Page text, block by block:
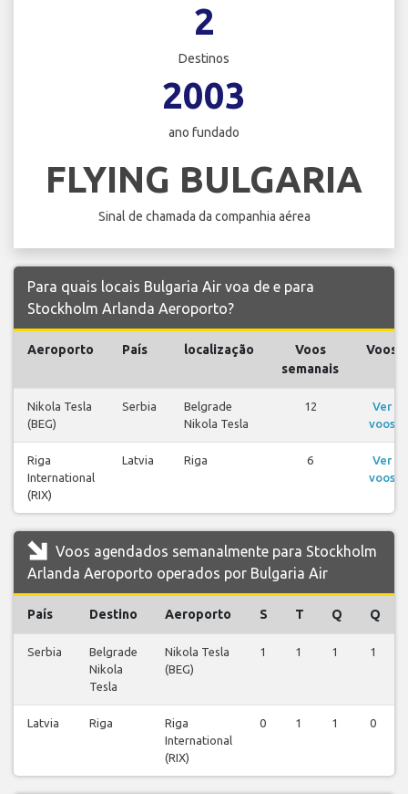
2
Destinos
2003
ano fundado
FLYING BULGARIA
Sinal de chamada da companhia aérea
Para quais locais Bulgaria Air voa de e para
Stockholm Arlanda Aeroporto?
Aeroporto País localização
Voos
semanais
Voos
Nikola Tesla
(BEG)
Serbia
Belgrade
Nikola Tesla
12
Ver
voos
Riga
International
(RIX)
Latvia Riga 6
Ver
voos
Voos agendados semanalmente para Stockholm
Arlanda Aeroporto operados por Bulgaria Air
País Destino Aeroporto S T Q Q
Serbia
Belgrade
Nikola
Tesla
Nikola Tesla
(BEG)
1 1 1 1
Latvia Riga
Riga
International
(RIX)
0 1 1 0